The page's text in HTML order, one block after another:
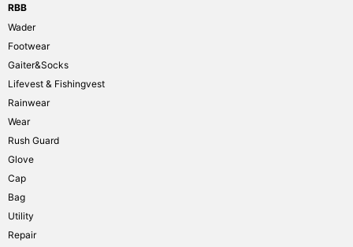
RBB
Wader
Footwear
Gaiter&Socks
Lifevest & Fishingvest
Rainwear
Wear
Rush Guard
Glove
Cap
Bag
Utility
Repair